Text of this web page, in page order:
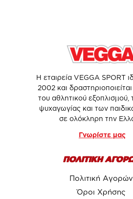
Η εταιρεία VEGGA SPORT
2002 και
του αθλητικού εξοπλισμού,
ψυχαγωγίας και των
σε ολόκληρη την
Γνωρίστε μας
ΠΟΛΙΤΙΚΗ
Πολιτική Αγορών
Όροι Χρήσης